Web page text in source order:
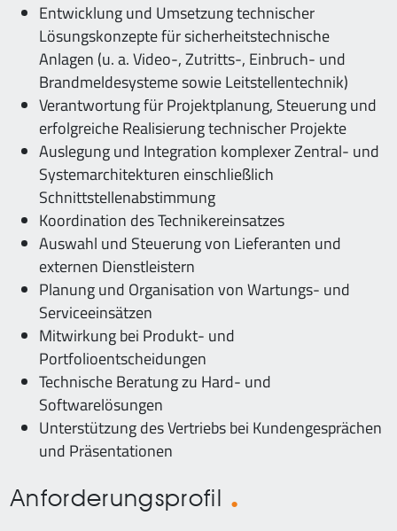
Entwicklung und Umsetzung technischer
Lösungskonzepte für sicherheitstechnische
Anlagen (u. a. Video-, Zutritts-, Einbruch- und
Brandmeldesysteme sowie Leitstellentechnik)
Verantwortung für Projektplanung, Steuerung und
erfolgreiche Realisierung technischer Projekte
Auslegung und Integration komplexer Zentral- und
Systemarchitekturen einschließlich
Schnittstellenabstimmung
Koordination des Technikereinsatzes
Auswahl und Steuerung von Lieferanten und
externen Dienstleistern
Planung und Organisation von Wartungs- und
Serviceeinsätzen
Mitwirkung bei Produkt- und
Portfolioentscheidungen
Technische Beratung zu Hard- und
Softwarelösungen
Unterstützung des Vertriebs bei Kundengesprächen
und Präsentationen
Anforderungsprofil